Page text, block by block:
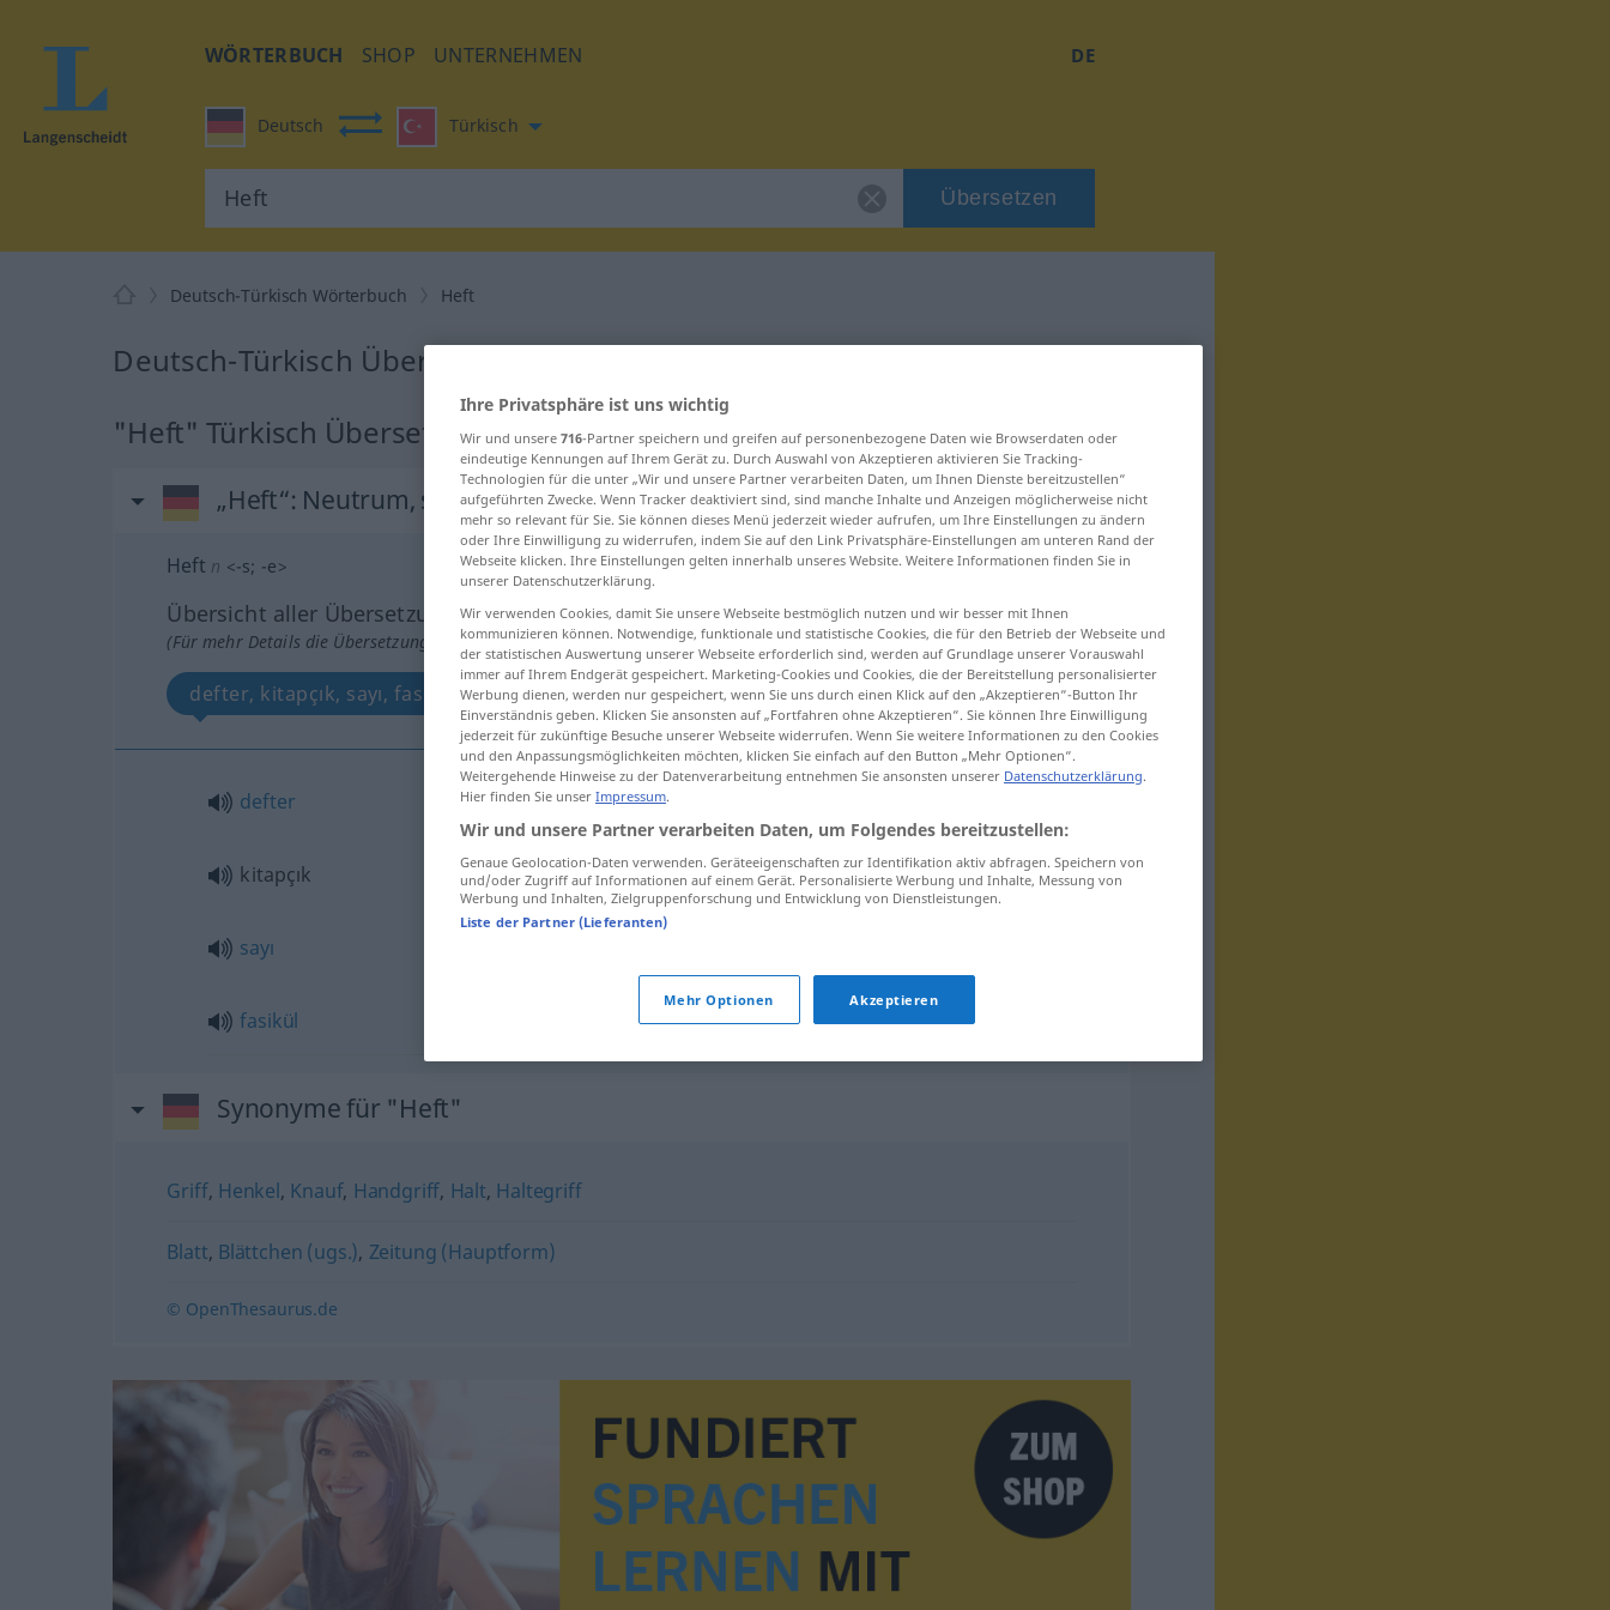
WÖRTERBUCH SHOP UNTERNEHMEN DE
Deutsch Türkisch
Übersetzen
Deutsch-Türkisch Wörterbuch Heft
Deutsch-Türkisch Übersetzung für "Heft"
"Heft" Türkisch Übersetzung
„Heft“: Neutrum, sächlich
Heft n <-s; -e>
Übersicht aller Übersetzungen
(Für mehr Details die Übersetzung anklicken/antippen)
defter, kitapçık, sayı, fasikül
defter
kitapçık Heft(≈ Büchlein)
sayı
fasikül Heft(≈ Lieferung)
Synonyme für "Heft"
Griff, Henkel, Knauf, Handgriff, Halt, Haltegriff
Blatt, Blättchen (ugs.), Zeitung (Hauptform)
© OpenThesaurus.de
Ihre Privatsphäre ist uns wichtig
Wir und unsere 716-Partner speichern und greifen auf personenbezogene Daten wie Browserdaten oder
eindeutige Kennungen auf Ihrem Gerät zu. Durch Auswahl von Akzeptieren aktivieren Sie Tracking-
Technologien für die unter „Wir und unsere Partner verarbeiten Daten, um Ihnen Dienste bereitzustellen“
aufgeführten Zwecke. Wenn Tracker deaktiviert sind, sind manche Inhalte und Anzeigen möglicherweise nicht
mehr so relevant für Sie. Sie können dieses Menü jederzeit wieder aufrufen, um Ihre Einstellungen zu ändern
oder Ihre Einwilligung zu widerrufen, indem Sie auf den Link Privatsphäre-Einstellungen am unteren Rand der
Webseite klicken. Ihre Einstellungen gelten innerhalb unseres Website. Weitere Informationen finden Sie in
unserer Datenschutzerklärung.
Wir verwenden Cookies, damit Sie unsere Webseite bestmöglich nutzen und wir besser mit Ihnen
kommunizieren können. Notwendige, funktionale und statistische Cookies, die für den Betrieb der Webseite und
der statistischen Auswertung unserer Webseite erforderlich sind, werden auf Grundlage unserer Vorauswahl
immer auf Ihrem Endgerät gespeichert. Marketing-Cookies und Cookies, die der Bereitstellung personalisierter
Werbung dienen, werden nur gespeichert, wenn Sie uns durch einen Klick auf den „Akzeptieren“-Button Ihr
Einverständnis geben. Klicken Sie ansonsten auf „Fortfahren ohne Akzeptieren“. Sie können Ihre Einwilligung
jederzeit für zukünftige Besuche unserer Webseite widerrufen. Wenn Sie weitere Informationen zu den Cookies
und den Anpassungsmöglichkeiten möchten, klicken Sie einfach auf den Button „Mehr Optionen“.
Weitergehende Hinweise zu der Datenverarbeitung entnehmen Sie ansonsten unserer Datenschutzerklärung.
Hier finden Sie unser Impressum.
Wir und unsere Partner verarbeiten Daten, um Folgendes bereitzustellen:
Genaue Geolocation-Daten verwenden. Geräteeigenschaften zur Identifikation aktiv abfragen. Speichern von
und/oder Zugriff auf Informationen auf einem Gerät. Personalisierte Werbung und Inhalte, Messung von
Werbung und Inhalten, Zielgruppenforschung und Entwicklung von Dienstleistungen.
Liste der Partner (Lieferanten)
Mehr Optionen Akzeptieren